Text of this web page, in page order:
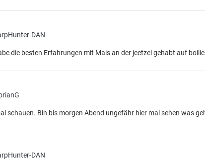
DAN
die besten Erfahrungen mit Mais an der jeetzel gehabt auf
schauen. Bin bis morgen Abend ungefähr hier mal sehen was
DAN